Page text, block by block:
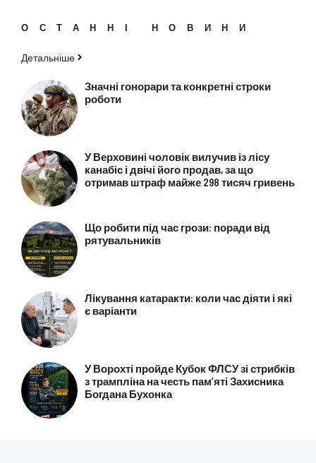
ОСТАННІ НОВИНИ
Детальніше
Значні гонорари та конкретні строки
роботи
У Верховині чоловік вилучив із лісу
канабіс і двічі його продав, за що
отримав штраф майже 298 тисяч гривень
Що робити під час грози: поради від
рятувальників
Лікування катаракти: коли час діяти і які
є варіанти
У Ворохті пройде Кубок ФЛСУ зі стрибків
з трампліна на честь пам’яті Захисника
Богдана Бухонка